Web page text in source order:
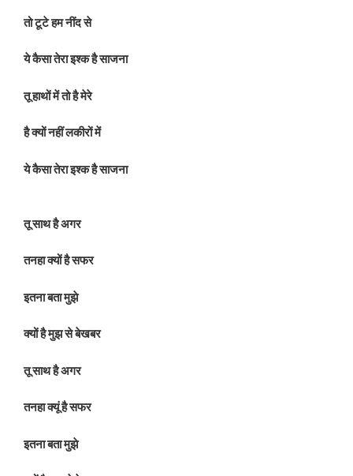
तो टूटे हम नींद से
ये कैसा तेरा इश्क है साजना
तू हाथों में तो है मेरे
है क्यों नहीं लकीरों में
ये कैसा तेरा इश्क है साजना
तू साथ है अगर
तनहा क्यों है सफर
इतना बता मुझे
क्यों है मुझ से बेखबर
तू साथ है अगर
तनहा क्यूं है सफर
इतना बता मुझे